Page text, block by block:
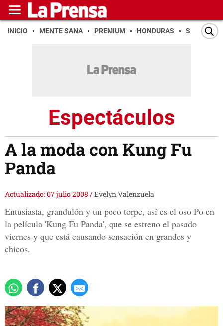
INICIO MENTE SANA PREMIUM HONDURAS SAN PEDRO
Espectáculos
A la moda con Kung Fu
Panda
Actualizado: 07 julio 2008 /Evelyn Valenzuela
Entusiasta, grandulón y un poco torpe, así es el oso Po en
la película 'Kung Fu Panda', que se estreno el pasado
viernes y que está causando sensación en grandes y
chicos.